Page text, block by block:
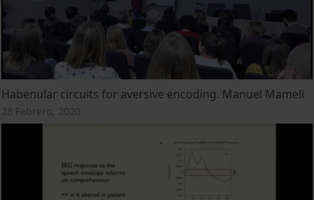
Habenular circuits for aversive encoding. Manuel Mameli
28 Febrero, 2020